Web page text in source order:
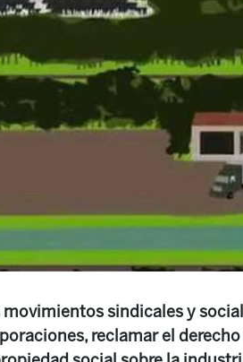
movimientos sindicales y
reclamar el